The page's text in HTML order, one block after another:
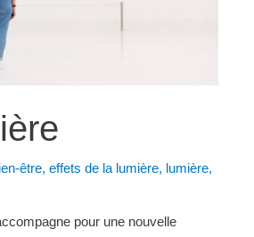
être, effets de la lumière, lumière,
pour une nouvelle